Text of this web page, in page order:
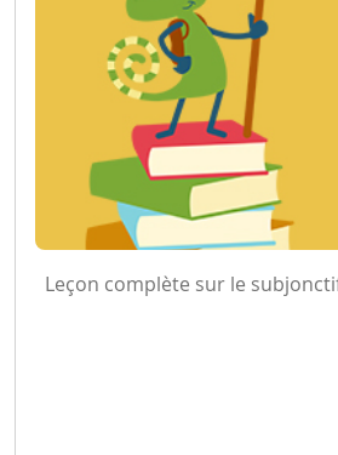
Leçon complète sur le